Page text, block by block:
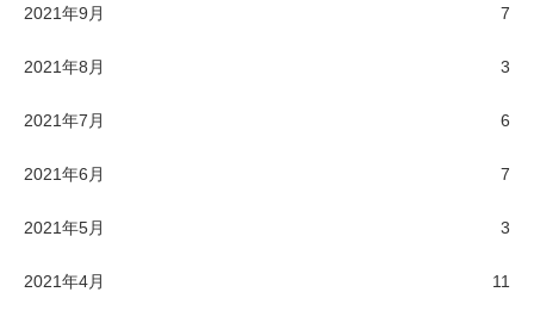
2021年9月 7
2021年8月 3
2021年7月 6
2021年6月 7
2021年5月 3
2021年4月 11